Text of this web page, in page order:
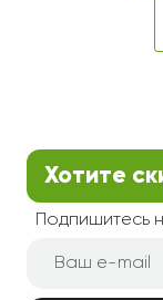
Хотите
Подпишитесь